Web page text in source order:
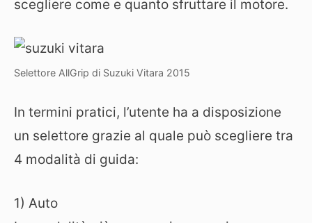
scegliere come e quanto sfruttare il motore.
Selettore AllGrip di Suzuki Vitara 2015
In termini pratici, l’utente ha a disposizione
un selettore grazie al quale può scegliere tra
4 modalità di guida:
1) Auto